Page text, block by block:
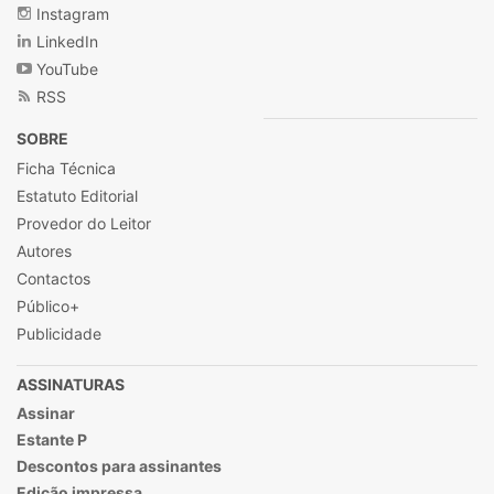
"oceuoinfernoeodesejo.blogspot.com")
Instagram
LinkedIn
YouTube
RSS
SOBRE
Ficha Técnica
Estatuto Editorial
Provedor do Leitor
Autores
Contactos
Público+
Publicidade
ASSINATURAS
Assinar
Estante P
Descontos para assinantes